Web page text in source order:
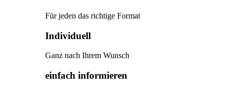
Für jeden das richtige Format
Individuell
Ganz nach Ihrem Wunsch
einfach informieren